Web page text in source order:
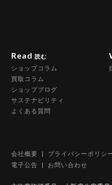
Read読む
ショップコラム
買取コラム
ショップブログ
サステナビリティ
よくある質問
会社概要 プライバシーポリシ
電子公告
お問い合わせ